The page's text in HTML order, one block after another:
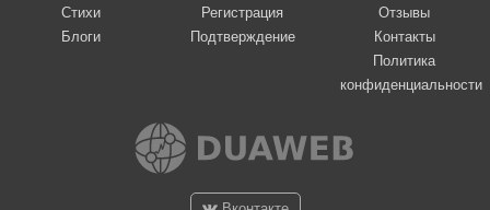
Стихи
Блоги
Регистрация
Подтверждение
Отзывы
Контакты
Политика
конфиденциальности